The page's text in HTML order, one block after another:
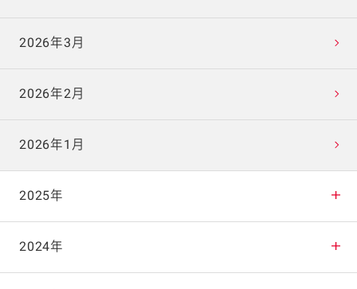
2026年3月
2026年2月
2026年1月
2025年
2025年12月
2024年